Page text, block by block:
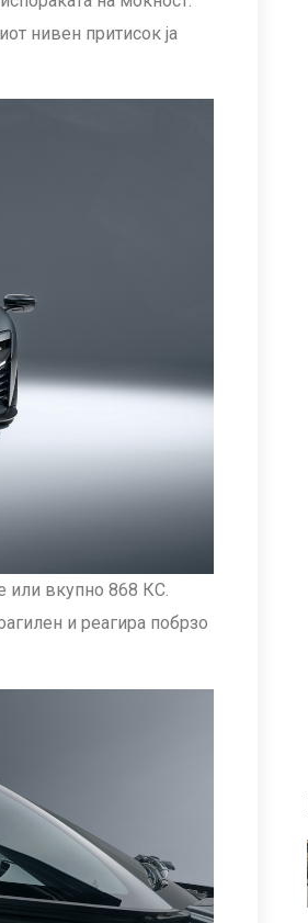
нивен притисок ја
или вкупно 868 КС.
и реагира побрзо